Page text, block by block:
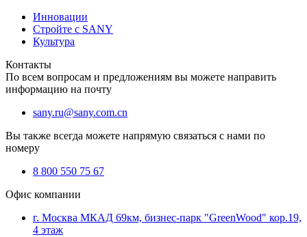
Инновации
Стройте с SANY
Культура
Контакты
По всем вопросам и предложениям вы можете направить
информацию на почту
sany.ru@sany.com.cn
Вы также всегда можете напрямую связаться с нами по
номеру
8 800 550 75 67
Офис компании
г. Москва МКАД 69км, бизнес-парк "GreenWood" кор.19,
4 этаж